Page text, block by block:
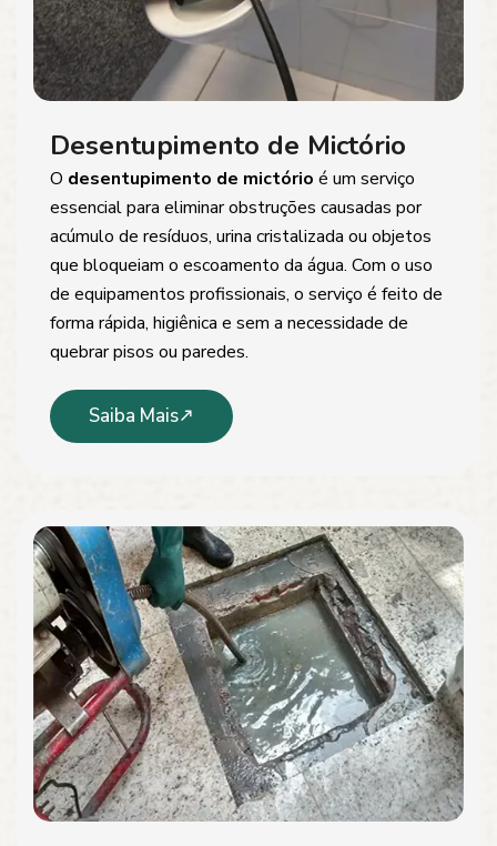
Desentupimento de Mictório
O desentupimento de mictório é um serviço
essencial para eliminar obstruções causadas por
acúmulo de resíduos, urina cristalizada ou objetos
que bloqueiam o escoamento da água. Com o uso
de equipamentos profissionais, o serviço é feito de
forma rápida, higiênica e sem a necessidade de
quebrar pisos ou paredes.
Saiba Mais